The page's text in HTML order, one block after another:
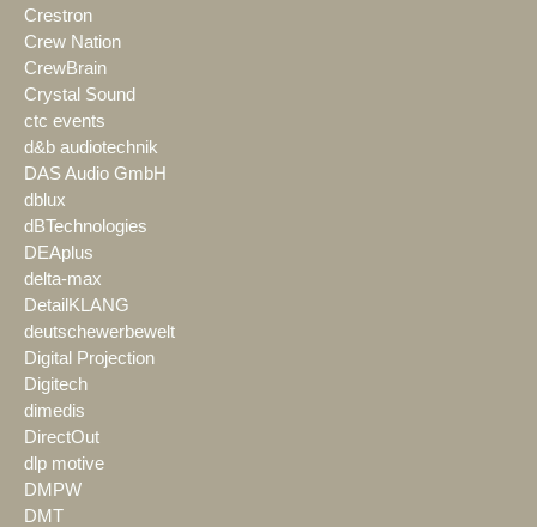
Crestron
Crew Nation
CrewBrain
Crystal Sound
ctc events
d&b audiotechnik
DAS Audio GmbH
dblux
dBTechnologies
DEAplus
delta-max
DetailKLANG
deutschewerbewelt
Digital Projection
Digitech
dimedis
DirectOut
dlp motive
DMPW
DMT